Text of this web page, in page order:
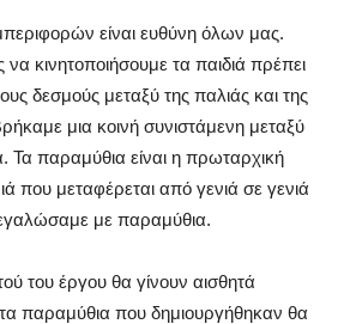
είναι ευθύνη όλων μας.
κινητοποιήσουμε τα παιδιά πρέπει
δεσμούς μεταξύ της παλιάς και της
μια κοινή συνιστάμενη μεταξύ
Τα παραμύθια είναι η πρωταρχική
που μεταφέρεται από γενιά σε γενιά
με παραμύθια.
του έργου θα γίνουν αισθητά
παραμύθια που δημιουργήθηκαν θα